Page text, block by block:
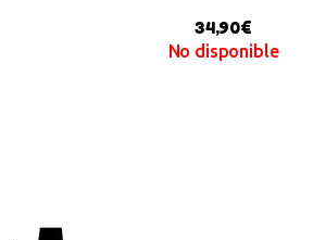
34,90€
No disponible